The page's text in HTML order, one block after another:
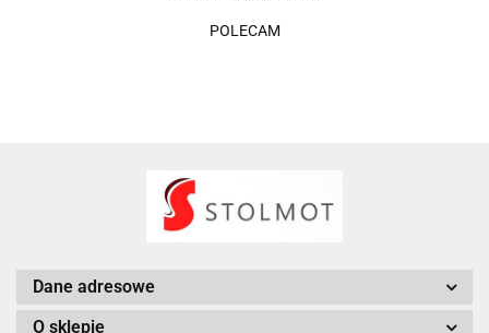
POLECAM
Dane adresowe
O sklepie